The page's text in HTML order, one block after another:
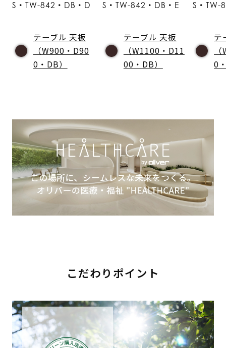
S・TW-842・DB・D
テーブル 天板
（W900・D90
0・DB）
S・TW-842・DB・E
テーブル 天板
（W1100・D11
00・DB）
S・TW-
テ
0
こだわりポイント